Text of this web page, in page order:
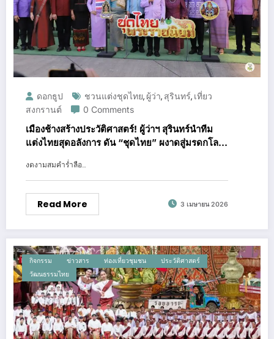
ดอกธูป ชวนแต่งชุดไทย, ผู้ว่า, สุรินทร์, เที่ยว
สงกรานต์
0 Comments
เมืองช้างสร้างประวัติศาสตร์! ผู้ว่าฯ สุรินทร์นำทีม
แต่งไทยสุดอลังการ ดัน “ชุดไทย” ผงาดสู่มรดกโลก
งดงามสมคำร่ำลือ…
Read More 3 เมษายน 2026
กิจกรรม ข่าวสาร ท่องเที่ยวชุมชน
ประวัติศาสตร์
วัฒนธรรมไทย